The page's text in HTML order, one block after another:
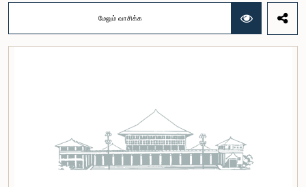
பங்கேற்புடன் திறந்த பாராளுமன்றக் கருத்திட்டத்தை மேலும் முன்னெடுத்துச் செல்லும் நோக்கில் இந்த
செயலமர்வு தொடர் ஏற்பாடு செய்யப்படுகின்றது. இதில் ஒன்றியத்தின் உறுப்பினர்கள் மற்றும் கம்பஹா
மாவட்டத்தை பிரதிநிதித்துவப்படுத்தும் பாராளுமன்ற உறுப்பினர்களும் பங்கேற்கவிருக்கின்றனர்.இந்த
இச்செயலமர்வு தொடருக்கான அபிவிருத்தி பங்காளராக அனுசரணை வழங்கும் CII (Coalition for
Inclusive Impact) நிறுவனத்தின் பிரதிநிதிகளும் கலந்துகொண்டனர்.இந்த செயலமர்வில் பங்கேற்க
விரும்பும் கம்பஹா மாவட்டத்தைச் சேர்ந்த 18 – 35 வயதுக்குட்பட்ட இளைஞர், யுவதிகள் இங்கே
தரப்பட்டுள்ள https://forms.gle/aVp5UzhLbtPSmVap8 இணைப்பின் ஊடாக உரிய விண்ணப்பப்
படிவத்தை பூர்த்தி செய்து பதிவு செய்யுமாறு கேட்டுக்கொள்ளப்படுகின்றனர்.
மேலும் வாசிக்க